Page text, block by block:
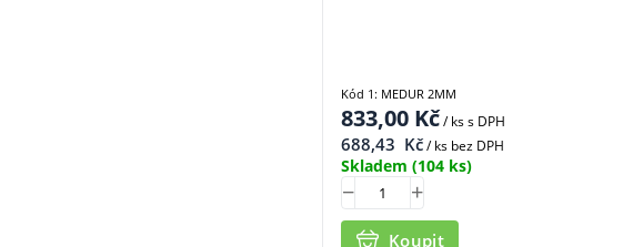
833,00 Kč/ kss DPH
688,43 Kč/ ks bez DPH
Skladem (104 ks)
Koupit
Kód 1: MEDUR 2MM